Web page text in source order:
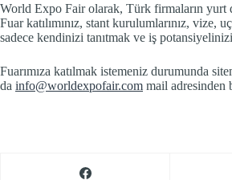
World Expo Fair olarak, Türk firmaların yurt
Fuar katılımınız, stant kurulumlarınız,
sadece kendinizi tanıtmak ve iş
Fuarımıza katılmak istemeniz durumunda
da info@worldexpofair.com mail adresinden